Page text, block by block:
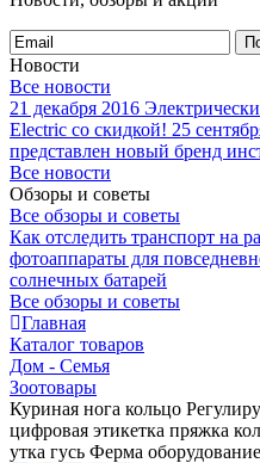
Новости
Все новости
21 декабря 2016
Electric со скидкой! 25
представлен новый бренд
Все новости
Обзоры и советы
Все обзоры и советы
Как отследить транспорт на
фотоаппараты для
солнечных батарей
Все обзоры и советы
Главная
Каталог товаров
Дом - Семья
Зоотовары
Куриная нога кольцо
цифровая этикетка пряжка
утка гусь Ферма